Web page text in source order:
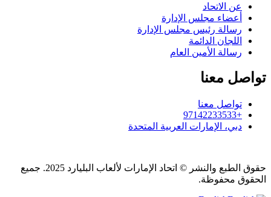
عن الاتحاد
أعضاء مجلس الإدارة
رسالة رئيس مجلس الإدارة
اللجان الدائمة
رسالة الأمين العام
تواصل معنا
تواصل معنا
+97142233533
دبي، الإمارات العربية المتحدة
حقوق الطبع والنشر © اتحاد الإمارات لألعاب البليارد 2025. جميع
الحقوق محفوظة.